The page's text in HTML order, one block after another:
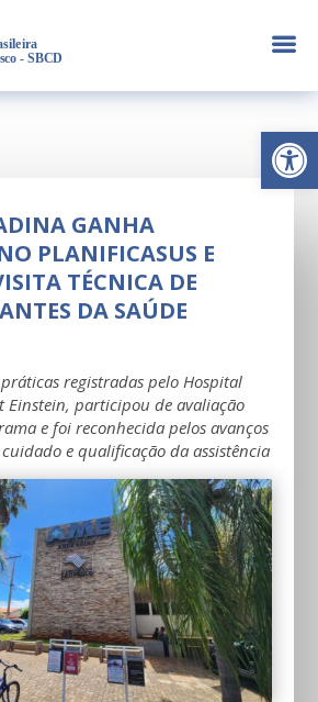
Abrir
a
GANHA
PLANIFICASUS E
TÉCNICA DE
DA SAÚDE
registradas pelo Hospital
Einstein, participou de avaliação
e foi reconhecida pelos avanços
e qualificação da assistência